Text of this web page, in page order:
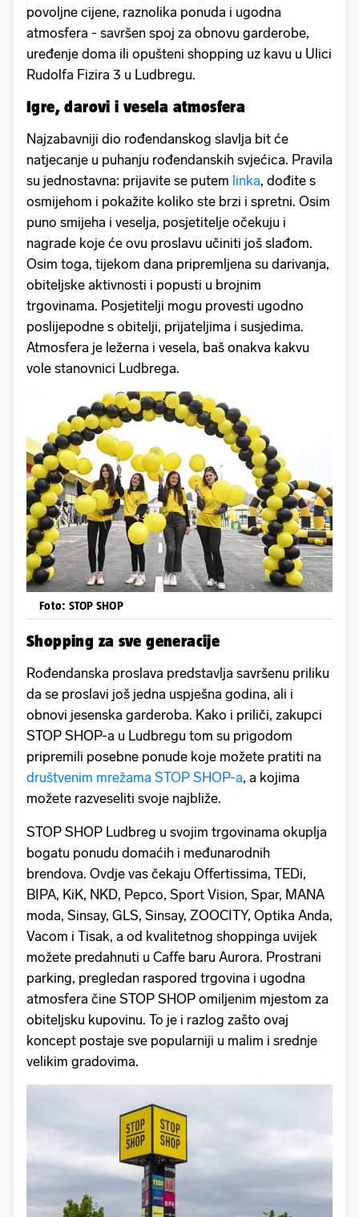
povoljne cijene, raznolika ponuda i ugodna
atmosfera - savršen spoj za obnovu garderobe,
uređenje doma ili opušteni shopping uz kavu u Ulici
Rudolfa Fizira 3 u Ludbregu.
Igre, darovi i vesela atmosfera
Najzabavniji dio rođendanskog slavlja bit će
natjecanje u puhanju rođendanskih svjećica. Pravila
su jednostavna: prijavite se putem linka, dođite s
osmijehom i pokažite koliko ste brzi i spretni. Osim
puno smijeha i veselja, posjetitelje očekuju i
nagrade koje će ovu proslavu učiniti još slađom.
Osim toga, tijekom dana pripremljena su darivanja,
obiteljske aktivnosti i popusti u brojnim
trgovinama. Posjetitelji mogu provesti ugodno
poslijepodne s obitelji, prijateljima i susjedima.
Atmosfera je ležerna i vesela, baš onakva kakvu
vole stanovnici Ludbrega.
Foto: STOP SHOP
Shopping za sve generacije
Rođendanska proslava predstavlja savršenu priliku
da se proslavi još jedna uspješna godina, ali i
obnovi jesenska garderoba. Kako i priliči, zakupci
STOP SHOP-a u Ludbregu tom su prigodom
pripremili posebne ponude koje možete pratiti na
društvenim mrežama STOP SHOP-a, a kojima
možete razveseliti svoje najbliže.
STOP SHOP Ludbreg u svojim trgovinama okuplja
bogatu ponudu domaćih i međunarodnih
brendova. Ovdje vas čekaju Offertissima, TEDi,
BIPA, KiK, NKD, Pepco, Sport Vision, Spar, MANA
moda, Sinsay, GLS, Sinsay, ZOOCITY, Optika Anda,
Vacom i Tisak, a od kvalitetnog shoppinga uvijek
možete predahnuti u Caffe baru Aurora. Prostrani
parking, pregledan raspored trgovina i ugodna
atmosfera čine STOP SHOP omiljenim mjestom za
obiteljsku kupovinu. To je i razlog zašto ovaj
koncept postaje sve popularniji u malim i srednje
velikim gradovima.